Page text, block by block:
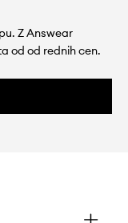
Z Answear
od od rednih cen.